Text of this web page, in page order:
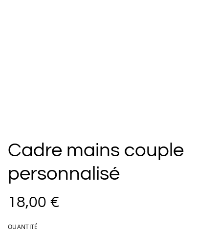
Cadre mains couple
personnalisé
18,00 €
QUANTITÉ